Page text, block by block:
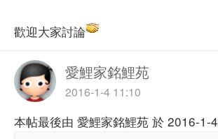
歡迎大家討論
愛鯉家銘鯉苑
2016-1-4 11:10
本帖最後由 愛鯉家銘鯉苑 於 2016-1-